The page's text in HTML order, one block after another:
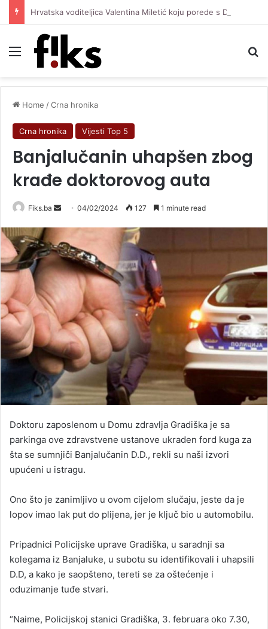
Menu
Home /Crna hronika
Crna hronika Vijesti Top 5
Banjalučanin uhapšen zbog
krađe doktorovog auta
Fiks.ba
Send04/02/2024 127 1 minute read
Doktoru zaposlenom u Domu zdravlja Gradiška je sa
parkinga ove zdravstvene ustanove ukraden ford kuga za
šta se sumnjiči Banjalučanin D.D., rekli su naši izvori
upućeni u istragu.
Ono što je zanimljivo u ovom cijelom slučaju, jeste da je
lopov imao lak put do plijena, jer je ključ bio u automobilu.
Pripadnici Policijske uprave Gradiška, u saradnji sa
kolegama iz Banjaluke, u subotu su identifikovali i uhapsili
D.D, a kako je saopšteno, tereti se za oštećenje i
oduzimanje tuđe stvari.
“Naime, Policijskoj stanici Gradiška, 3. februara oko 7.30,